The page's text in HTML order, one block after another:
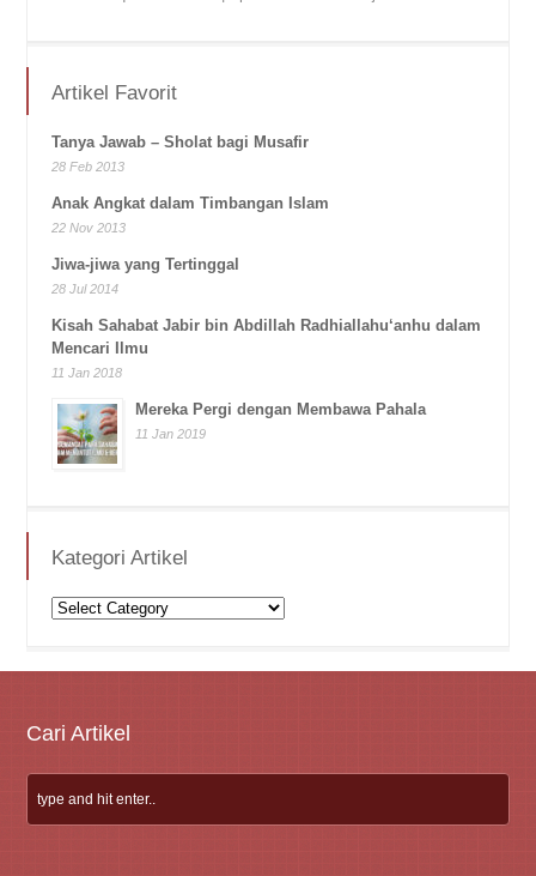
Artikel Favorit
Tanya Jawab – Sholat bagi Musafir
28 Feb 2013
Anak Angkat dalam Timbangan Islam
22 Nov 2013
Jiwa-jiwa yang Tertinggal
28 Jul 2014
Kisah Sahabat Jabir bin Abdillah Radhiallahu‘anhu dalam
Mencari Ilmu
11 Jan 2018
Mereka Pergi dengan Membawa Pahala
11 Jan 2019
Kategori Artikel
Kategori
Cari Artikel